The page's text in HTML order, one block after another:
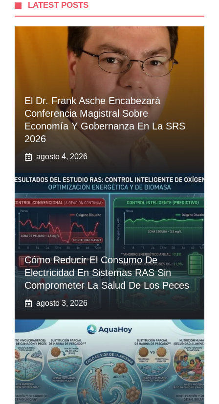
LATEST POSTS
El Dr. Frank Asche Encabezará
Conferencia Magistral Sobre
Economía Y Gobernanza En La SRS
2026
agosto 4, 2026
Cómo Reducir El Consumo De
Electricidad En Sistemas RAS Sin
Comprometer La Salud De Los Peces
agosto 3, 2026